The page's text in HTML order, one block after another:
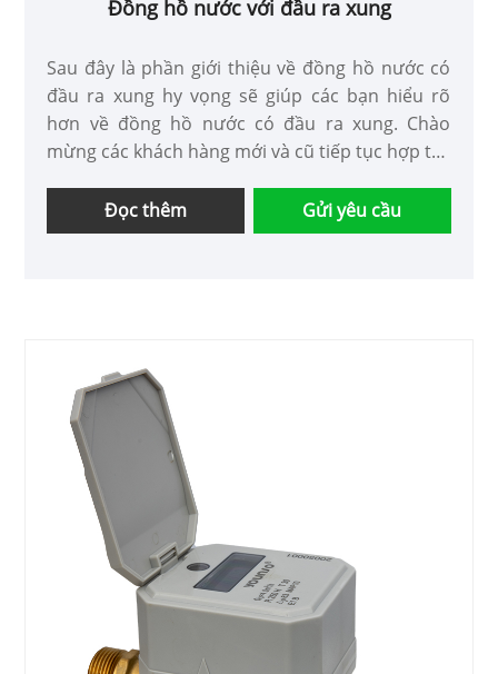
Đồng hồ nước với đầu ra xung
Sau đây là phần giới thiệu về đồng hồ nước có
đầu ra xung hy vọng sẽ giúp các bạn hiểu rõ
hơn về đồng hồ nước có đầu ra xung. Chào
mừng các khách hàng mới và cũ tiếp tục hợp tác
tốt đẹp hơn!
Đọc thêm Gửi yêu cầu